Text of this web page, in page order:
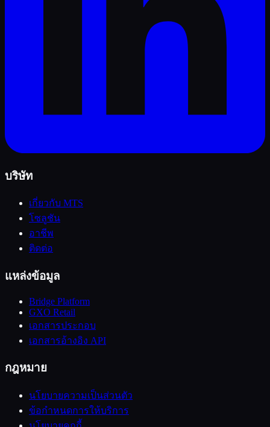
บริษัท
เกี่ยวกับ MTS
โซลูชัน
อาชีพ
ติดต่อ
แหล่งข้อมูล
Bridge Platform
GXO Retail
เอกสารประกอบ
เอกสารอ้างอิง API
กฎหมาย
นโยบายความเป็นส่วนตัว
ข้อกำหนดการให้บริการ